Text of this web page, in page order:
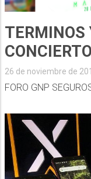
TERMINOS
26 de noviembre de
FORO GNP